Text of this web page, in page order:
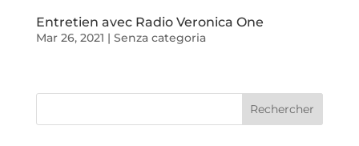
Entretien avec Radio Veronica One
Mar 26, 2021 | Senza categoria